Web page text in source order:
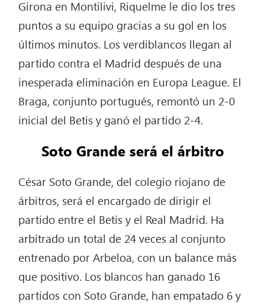
Girona en Montilivi, Riquelme le dio los tres
puntos a su equipo gracias a su gol en los
últimos minutos. Los verdiblancos llegan al
partido contra el Madrid después de una
inesperada eliminación en Europa League. El
Braga, conjunto portugués, remontó un 2-0
inicial del Betis y ganó el partido 2-4.
Soto Grande será el árbitro
César Soto Grande, del colegio riojano de
árbitros, será el encargado de dirigir el
partido entre el Betis y el Real Madrid. Ha
arbitrado un total de 24 veces al conjunto
entrenado por Arbeloa, con un balance más
que positivo. Los blancos han ganado 16
partidos con Soto Grande, han empatado 6 y